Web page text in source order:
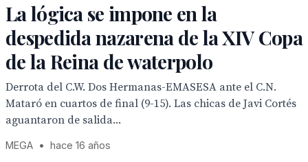
La lógica se impone en la
despedida nazarena de la XIV Copa
de la Reina de waterpolo
Derrota del C.W. Dos Hermanas-EMASESA ante el C.N.
Mataró en cuartos de final (9-15). Las chicas de Javi Cortés
aguantaron de salida...
MEGA • hace 16 años